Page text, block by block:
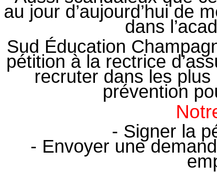
au jour d’aujourd’hui de
dans
Sud Éducation
pétition à la rectrice
recruter dans les
prévention
- Signer la
- Envoyer une